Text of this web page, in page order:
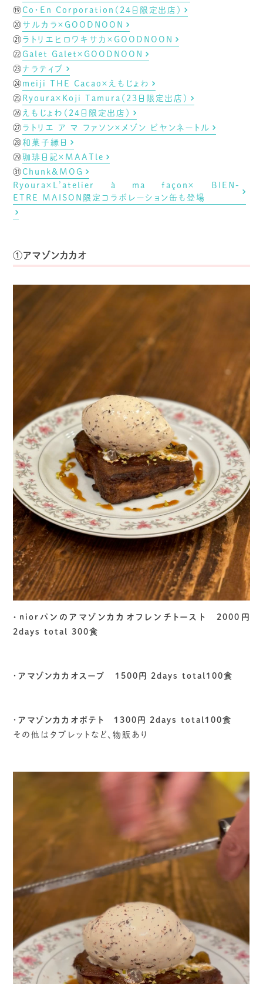
⑲ Co・En Corporation（24日限定出店）
⑳ サルカラ×GOODNOON
㉑ ラトリエヒロワキサカ×GOODNOON
㉒ Galet Galet×GOODNOON
㉓ナラティブ
㉔ meiji THE Cacao×えもじょわ
㉕ Ryoura×Koji Tamura（23日限定出店）
㉖ えもじょわ（24日限定出店）
㉗ ラトリエ ア マ ファソン×メゾン ビヤンネートル
㉘和菓子縁日
㉙珈琲日記×MAATle
㉛ Chunk&MOG
Ryoura×L’atelier à ma façon× BIEN-
ETRE MAISON限定コラボレーション缶も登場
①アマゾンカカオ
・niorパンのアマゾンカカオフレンチトースト 2000円
2days total 300食
・アマゾンカカオスープ 1500円 2days total100食
・アマゾンカカオポテト 1300円 2days total100食
その他はタブレットなど、物販あり